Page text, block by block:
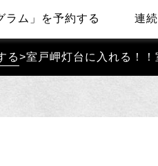
ラム」を予約する 連
る>室戸岬灯台に入れる！